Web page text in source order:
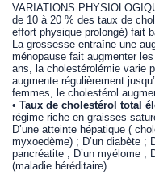
VARIATIONS
de 10 à 20 % des taux de
effort physique prolongé) fait
La grossesse entraîne une
ménopause fait augmenter
ans, la cholestérolémie varie
augmente régulièrement
femmes, le cholestérol
•Taux de cholestérol total
régime riche en graisses
D’une atteinte hépatique (
myxoedème) ; D’un diabète ;
pancréatite ; D’un myélome ;
(maladie héréditaire).